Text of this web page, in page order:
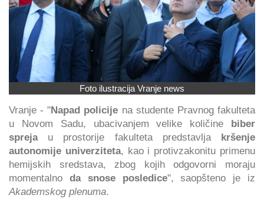
Foto ilustracija Vranje news
Vranje - "Napad policije na studente Pravnog fakulteta
u Novom Sadu, ubacivanjem velike količine biber
sprejau prostorije fakulteta predstavlja kršenje
autonomije univerziteta, kao i protivzakonitu primenu
hemijskih sredstava, zbog kojih odgovorni moraju
momentalno da snose posledice", saopšteno je iz
Akademskog plenuma.